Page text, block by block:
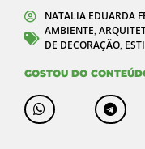
NATALIA EDUARDA
AMBIENTE,
DE DECORAÇÃO,
GOSTOU DO